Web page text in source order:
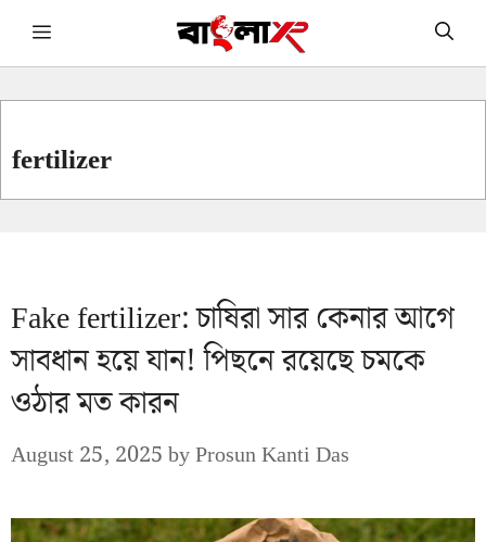
Skip Menu
fertilizer
Fake fertilizer: চাষিরা সার কেনার আগে
সাবধান হয়ে যান! পিছনে রয়েছে চমকে
ওঠার মত কারন
August 25, 2025byProsun Kanti Das